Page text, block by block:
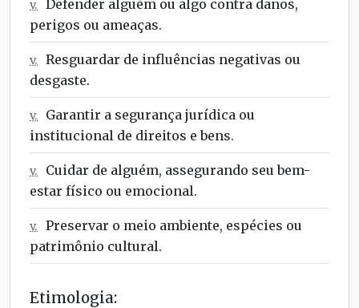
v.
Defender alguém ou algo contra danos,
perigos ou ameaças.
v.
Resguardar de influências negativas ou
desgaste.
v.
Garantir a segurança jurídica ou
institucional de direitos e bens.
v.
Cuidar de alguém, assegurando seu bem-
estar físico ou emocional.
v.
Preservar o meio ambiente, espécies ou
patrimônio cultural.
Etimologia: